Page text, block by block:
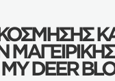
DEER